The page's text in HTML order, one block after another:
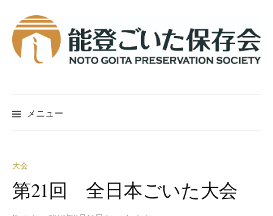
ン
テ
ン
メニュー
大会
第21回 全日本ごいた大会